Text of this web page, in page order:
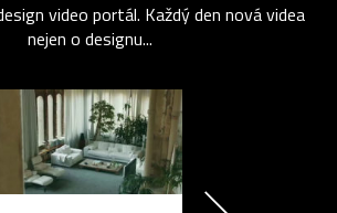
video portál. Každý den nová videa
nejen o designu...